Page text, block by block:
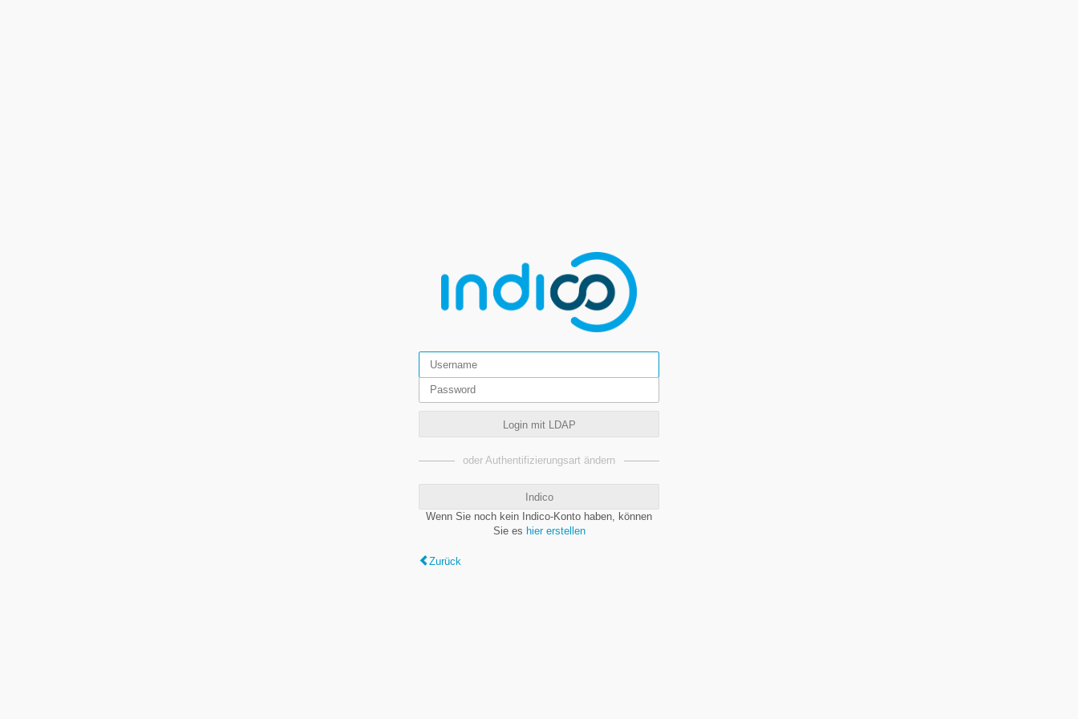
Login mit LDAP
oder Authentifizierungsart ändern
Indico
Wenn Sie noch kein Indico-Konto haben, können
Sie es hier erstellen
Zurück